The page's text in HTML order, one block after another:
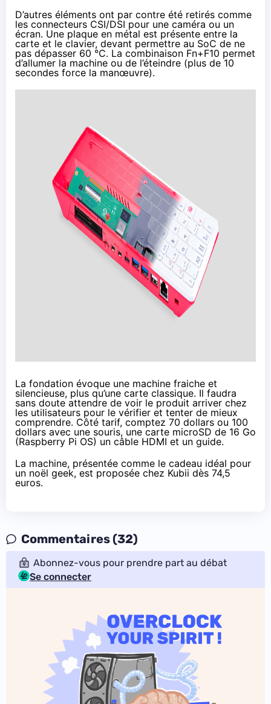
D’autres éléments ont par contre été retirés comme
les connecteurs CSI/DSI pour une caméra ou un
écran. Une plaque en métal est présente entre la
carte et le clavier, devant permettre au SoC de ne
pas dépasser 60 °C. La combinaison Fn+F10 permet
d’allumer la machine ou de l’éteindre (plus de 10
secondes force la manœuvre).
La fondation évoque une machine fraiche et
silencieuse, plus qu’une carte classique. Il faudra
sans doute attendre de voir le produit arriver chez
les utilisateurs pour le vérifier et tenter de mieux
comprendre. Côté tarif, comptez 70 dollars ou 100
dollars avec une souris, une carte microSD de 16 Go
(Raspberry Pi OS) un câble HDMI et un guide.
La machine, présentée comme le cadeau idéal pour
un noël geek, est proposée chez Kubii dès 74,5
euros.
Commentaires (32)
Abonnez-vous pour prendre part au débat
Se connecter